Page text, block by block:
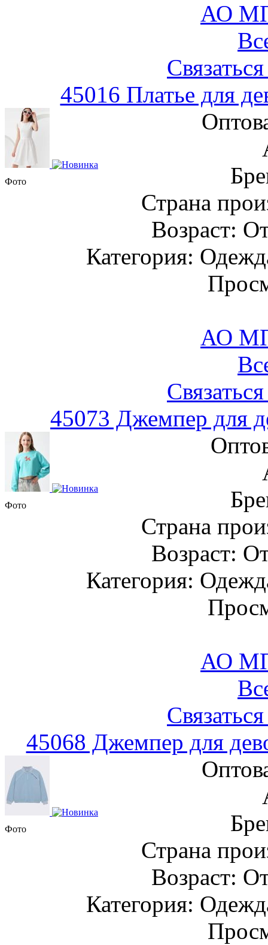
АО
45016 Платье для
Фото
Страна
Возраст:
Категория:
АО
45073 Джемпер для
Фото
Страна
Возраст:
Категория:
АО
45068 Джемпер для
Фото
Страна
Возраст:
Категория: